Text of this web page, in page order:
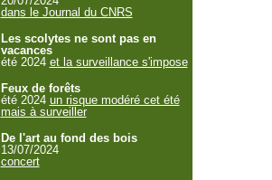
dans le Journal du CNRS
Les scolytes ne sont pas en
vacances
été 2024 et la surveillance s'impose
Feux de forêts
été 2024 un risque modéré cet été
mais à surveiller
De l'art au fond des bois
13/07/2024
concert